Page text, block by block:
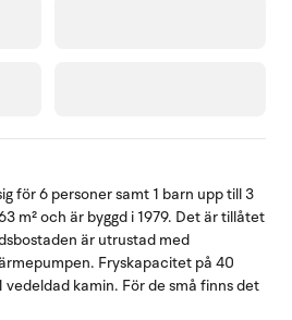
för 6 personer samt 1 barn upp till 3
m² och är byggd i 1979. Det är tillåtet
är utrustad med
Fryskapacitet på 40
vedeldad kamin. För de små finns det